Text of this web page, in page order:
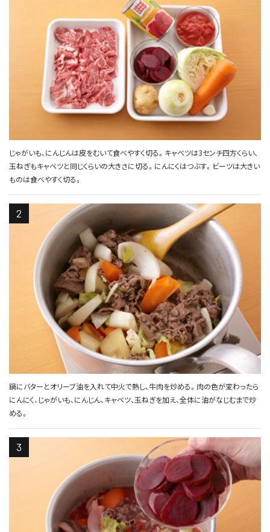
じゃがいも、にんじんは皮をむいて食べやすく切る。キャベツは3センチ四方くらい、
玉ねぎもキャベツと同じくらいの大きさに切る。にんにくはつぶす。ビーツは大きい
ものは食べやすく切る。
鍋にバターとオリーブ油を入れて中火で熱し、牛肉を炒める。肉の色が変わったら
にんにく、じゃがいも、にんじん、キャベツ、玉ねぎを加え、全体に油がなじむまで炒
める。